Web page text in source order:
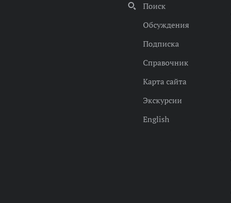
Поиск
Обсуждения
Подписка
Справочник
Карта сайта
Экскурсии
English